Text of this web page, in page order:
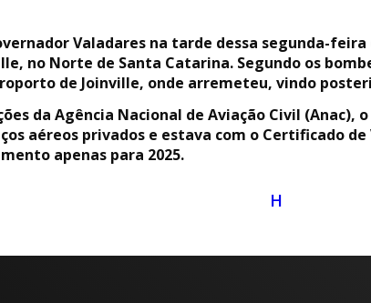
Valadares na tarde dessa segunda-
no Norte de Santa Catarina. Segundo os
de Joinville, onde arremeteu, vindo
da Agência Nacional de Aviação Civil (Anac),
aéreos privados e estava com o Certificado
apenas para 2025.
H